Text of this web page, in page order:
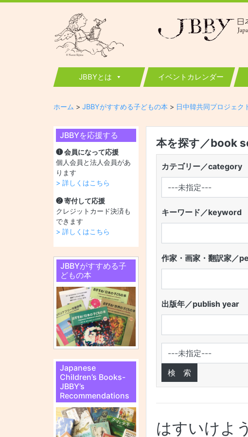
JBBY
日本国際児童図書評議会
JBBYとは イベントカレンダー
ホーム > JBBYがすすめる子どもの本 > 日中韓共同プロジェク
JBBYを応援する
❶ 会員になって応援
個人会員と法人会員があ
ります
> 詳しくはこちら
❷ 寄付して応援
クレジットカード決済も
できます
> 詳しくはこちら
JBBYがすすめる子
どもの本
Japanese
Children’s Books-
JBBY’s
Recommendations
本を探す／book
カテゴリー／category
キーワード／keyword
作家・画家・翻訳家／
出版年／publish year
はすいけよ